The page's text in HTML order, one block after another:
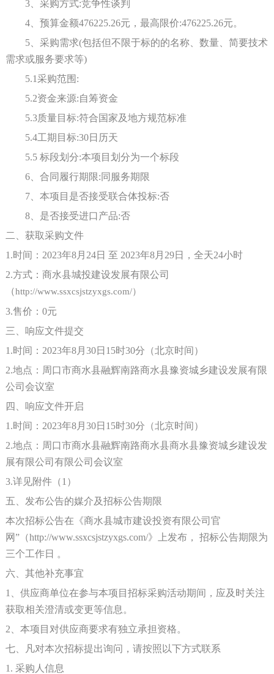
3、采购方式:竞争性谈判
4、预算金额476225.26元 ，最高限价:476225.26元。
5、采购需求(包括但不限于标的的名称、数量、简要技术
需求或服务要求等)
5.1采购范围:
5.2资金来源:自筹资金
5.3质量目标:符合国家及地方规范标准
5.4工期目标:30日历天
5.5 标段划分:本项目划分为一个标段
6、合同履行期限:同服务期限
7、本项目是否接受联合体投标:否
8、是否接受进口产品:否
二、获取采购文件
1.时间：2023年8月 24日 至 2023年8月 29日，全天24小时
2.方式：商水县城投建设发展有限公司
（http://www.ssxcsjstzyxgs.com/）
3.售价：0元
三、响应文件提交
1.时间：2023年8月 30日 15时30分（北京时间）
2.地点：周口市商水县融辉南路商水县豫资城乡建设发展有限
公司会议室
四、响应文件开启
1.时间：2023年8月 30日 15时30分（北京时间）
2.地点：周口市商水县融辉南路商水县商水县豫资城乡建设发
展有限公司有限公司会议室
3.详见附件（1）
五、发布公告的媒介及招标公告期限
本次招标公告在《商水县城市建设投资有限公司官
网”（http://www.ssxcsjstzyxgs.com/》上发布， 招标公告期限为
三个工作日 。
六、其他补充事宜
1、供应商单位在参与本项目招标采购活动期间，应及时关注
获取相关澄清或变更等信息。
2、本项目对供应商要求有独立承担资格。
七、凡对本次招标提出询问，请按照以下方式联系
1. 采购人信息